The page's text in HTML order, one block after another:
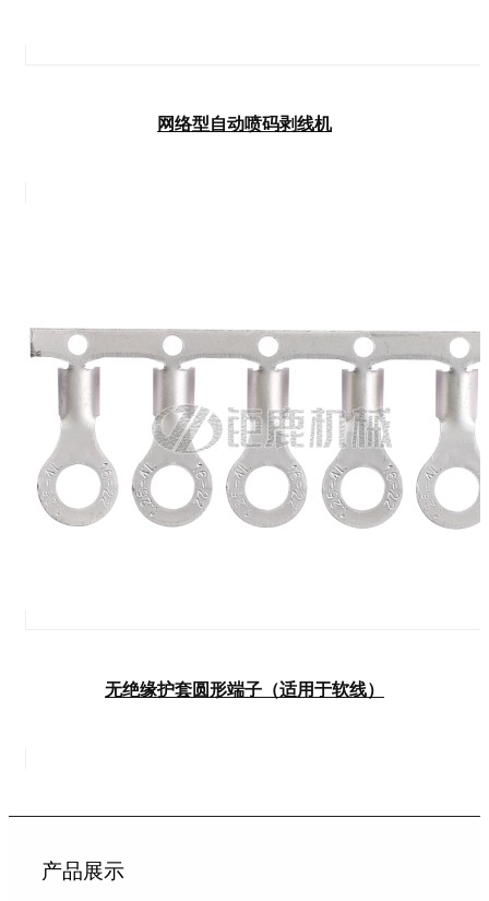
网络型自动喷码剥线机
无绝缘护套圆形端子（适用于软线）
产品展示